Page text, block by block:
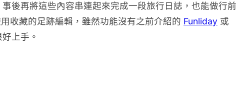
後再將這些內容串連起來完成一段旅行日誌，也能做行前
收藏的足跡編輯，雖然功能沒有之前介紹的 Funliday 或
上手。